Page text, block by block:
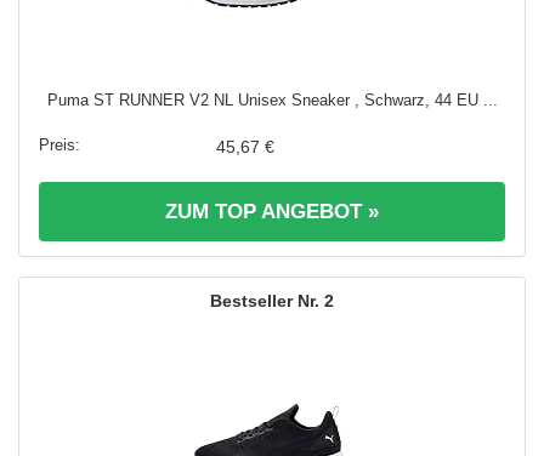
Puma ST RUNNER V2 NL Unisex Sneaker , Schwarz, 44 EU ...
45,67 €
ZUM TOP ANGEBOT »
2